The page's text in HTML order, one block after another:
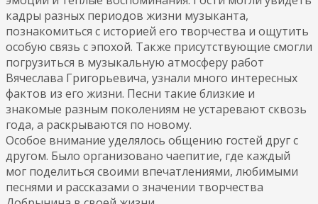
кадры разных периодов жизни музыканта,
познакомиться с историей его творчества и ощутить
особую связь с эпохой. Также присутствующие смогли
погрузиться в музыкальную атмосферу работ
Вячеслава Григорьевича, узнали много интересных
фактов из его жизни. Песни такие близкие и
знакомые разным поколениям не устаревают сквозь
года, а раскрываются по новому.
Особое внимание уделялось общению гостей друг с
другом. Было организовано чаепитие, где каждый
мог поделиться своими впечатлениями, любимыми
песнями и рассказами о значении творчества